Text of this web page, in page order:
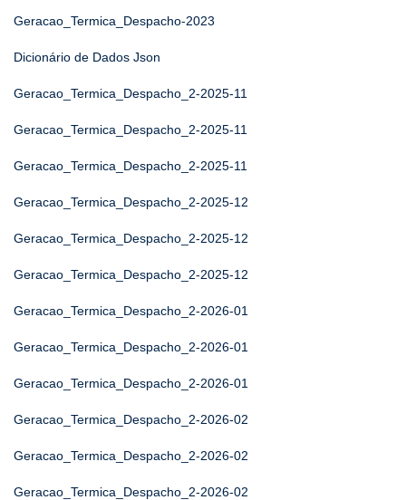
Geracao_Termica_Despacho-2023
Dicionário de Dados Json
Geracao_Termica_Despacho_2-2025-11
Geracao_Termica_Despacho_2-2025-11
Geracao_Termica_Despacho_2-2025-11
Geracao_Termica_Despacho_2-2025-12
Geracao_Termica_Despacho_2-2025-12
Geracao_Termica_Despacho_2-2025-12
Geracao_Termica_Despacho_2-2026-01
Geracao_Termica_Despacho_2-2026-01
Geracao_Termica_Despacho_2-2026-01
Geracao_Termica_Despacho_2-2026-02
Geracao_Termica_Despacho_2-2026-02
Geracao_Termica_Despacho_2-2026-02